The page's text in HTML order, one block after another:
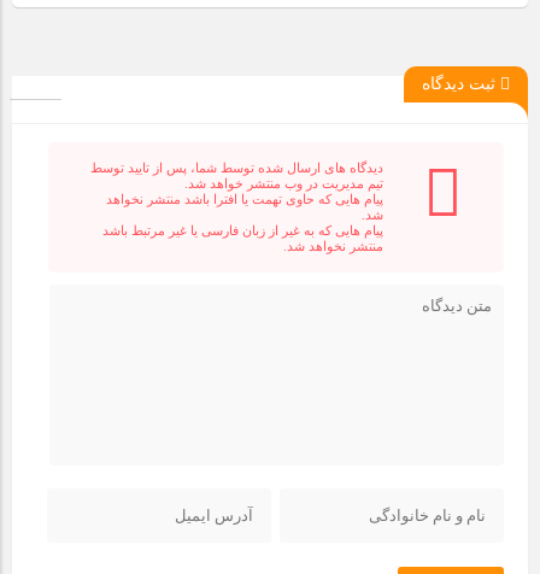
ثبت دیدگاه
دیدگاه های ارسال شده توسط شما، پس از تایید توسط
تیم مدیریت در وب منتشر خواهد شد.
پیام هایی که حاوی تهمت یا افترا باشد منتشر نخواهد
شد.
پیام هایی که به غیر از زبان فارسی یا غیر مرتبط باشد
منتشر نخواهد شد.